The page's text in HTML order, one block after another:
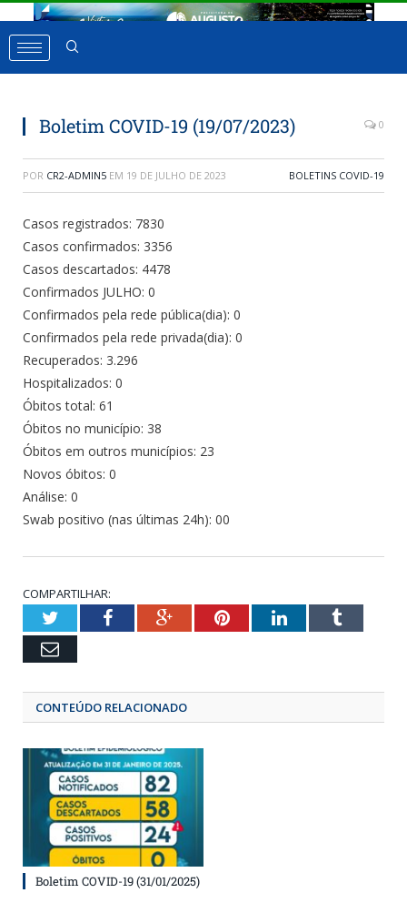
Boletim COVID-19 (19/07/2023) 0
POR CR2-ADMIN5 EM 19 DE JULHO DE 2023 BOLETINS COVID-19
Casos registrados: 7830
Casos confirmados: 3356
Casos descartados: 4478
Confirmados JULHO: 0
Confirmados pela rede pública(dia): 0
Confirmados pela rede privada(dia): 0
Recuperados: 3.296
Hospitalizados: 0
Óbitos total: 61
Óbitos no município: 38
Óbitos em outros municípios: 23
Novos óbitos: 0
Análise: 0
Swab positivo (nas últimas 24h): 00
COMPARTILHAR:
TwitterFacebookGoogle+Pinterest
LinkedIn
Email
CONTEÚDO RELACIONADO
Boletim COVID-19 (31/01/2025)